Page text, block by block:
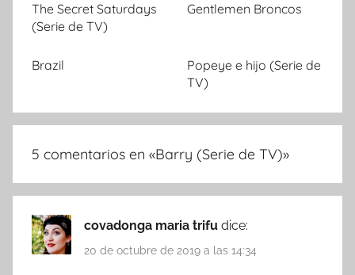
The Secret Saturdays
(Serie de TV)
Gentlemen Broncos
Brazil
Popeye e hijo (Serie de
TV)
5 comentarios en «Barry (Serie de TV)»
covadonga maria trifu dice:
20 de octubre de 2019 a las 14:34